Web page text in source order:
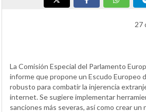
27
La Comisión Especial del Parlamento
informe que propone un Escudo Europeo
robusto para combatir la injerencia
internet. Se sugiere implementar
sanciones más severas, así como crear un